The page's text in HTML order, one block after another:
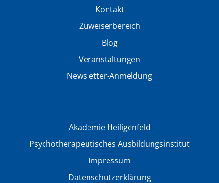
Kontakt
Zuweiserbereich
Blog
Veranstaltungen
Newsletter-Anmeldung
Akademie Heiligenfeld
Psychotherapeutisches Ausbildungsinstitut
Impressum
Datenschutzerklärung